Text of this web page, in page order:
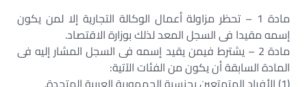
مادة 1 – تحظر مزاولة أعمال الوكالة التجارية إلا لمن يكون
إسمه مقيدا فى السجل المعد لذلك بوزارة الاقتصاد.
مادة 2 – يشترط فيمن يقيد إسمه فى السجل المشار إليه فى
المادة السابقة أن يكون من الفئات الآتية: